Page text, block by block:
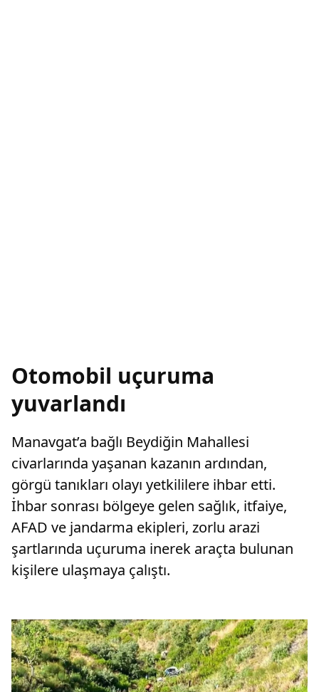
Otomobil uçuruma
yuvarlandı
Manavgat’a bağlı Beydiğin Mahallesi
civarlarında yaşanan kazanın ardından,
görgü tanıkları olayı yetkililere ihbar etti.
İhbar sonrası bölgeye gelen sağlık, itfaiye,
AFAD ve jandarma ekipleri, zorlu arazi
şartlarında uçuruma inerek araçta bulunan
kişilere ulaşmaya çalıştı.